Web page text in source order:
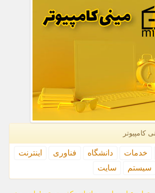
كامپیوتر
خدمات دانشگاه فناوری
اینترنت
سیستم سایت